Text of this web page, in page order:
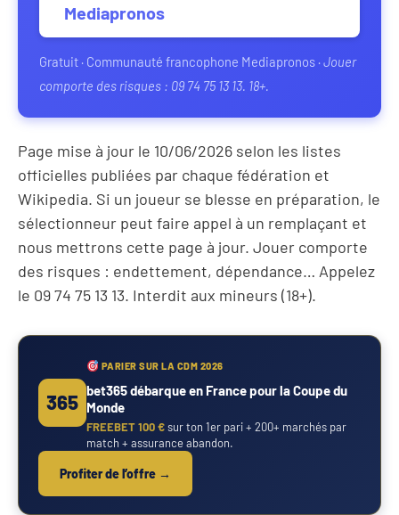
Mediapronos
Gratuit · Communauté francophone Mediapronos ·Jouer
comporte des risques : 09 74 75 13 13. 18+.
Page mise à jour le 10/06/2026 selon les listes
officielles publiées par chaque fédération et
Wikipedia. Si un joueur se blesse en préparation, le
sélectionneur peut faire appel à un remplaçant et
nous mettrons cette page à jour. Jouer comporte
des risques : endettement, dépendance… Appelez
le 09 74 75 13 13. Interdit aux mineurs (18+).
365
PARIER SUR LA CDM 2026
bet365 débarque en France pour la Coupe du
Monde
FREEBET 100 €sur ton 1er pari + 200+ marchés par
match + assurance abandon.
Profiter de l’offre →